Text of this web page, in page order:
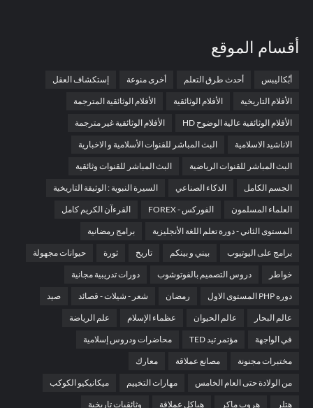
أقسام الموقع
أبُكاليبس أحدث طرق التعلم أخرى منوعة إستكشاف العقل
الأفلام التاريخية الأفلام الوثائقية الأفلام الوثائقية المترجمة
الأفلام الوثائقية عالية الوضوح HD الأفلام الوثائقية غير مترجمة
الاناشيد الاسلامية البث المباشر للقنوات الأسلامية و الاخبارية
البث المباشر للقنوات الرياضية البث المباشر للقنوات وثائقية
الجسم الكامل الذكاء الصناعي السيرة النبوية : الوثيقة التاريخية
العلماء المسلمون الفوركس - FOREX القرءآن الكريم كامل
المستوى الثاني - دورة تعلم اللغة الأنجليزية برامج رمضانية
برامج على اليوتيوب بيني و بينكم تاريخ ثورة حيوانات مجهولة
خواطر دروس التصميم بالفوتوشوب دورات تدريبية مجانية
دوره PHP المستوى الاول رمضان شعر - شيلات - قصائد صيد
عالم البحار عالم الحيوان عظماء الإسلام علم الرياضة
في الواجهة مؤتمر تيد TED محاضرات ودروس إسلامية
مختبرات مجنونة مصانع عملاقة معارك
من الولادة حتى العام الخامس مهارات التخييم ميكانيكيو الكوكب
هتلر هروب ماكر هياكل عملاقة وثائقيات تاريخية